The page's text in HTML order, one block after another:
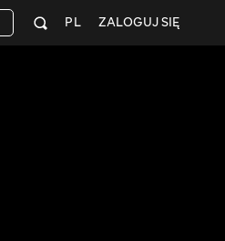
ZALOGUJ SIĘ
PL